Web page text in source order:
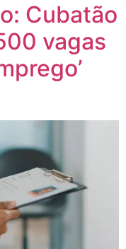
Cubatão
vagas